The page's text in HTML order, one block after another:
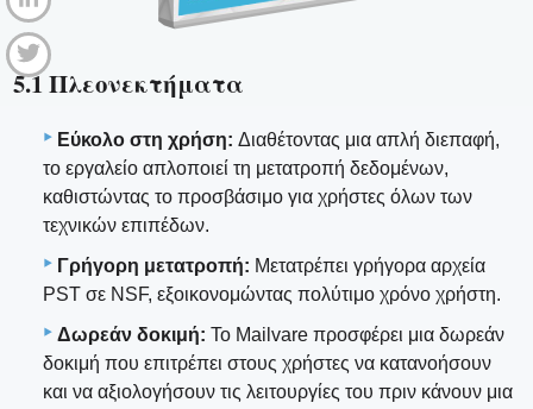
5.1 Πλεονεκτήματα
Εύκολο στη χρήση: Διαθέτοντας μια απλή διεπαφή,
το εργαλείο απλοποιεί τη μετατροπή δεδομένων,
καθιστώντας το προσβάσιμο για χρήστες όλων των
τεχνικών επιπέδων.
Γρήγορη μετατροπή: Μετατρέπει γρήγορα αρχεία
PST σε NSF, εξοικονομώντας πολύτιμο χρόνο χρήστη.
Δωρεάν δοκιμή: Το Mailvare προσφέρει μια δωρεάν
δοκιμή που επιτρέπει στους χρήστες να κατανοήσουν
και να αξιολογήσουν τις λειτουργίες του πριν κάνουν μια